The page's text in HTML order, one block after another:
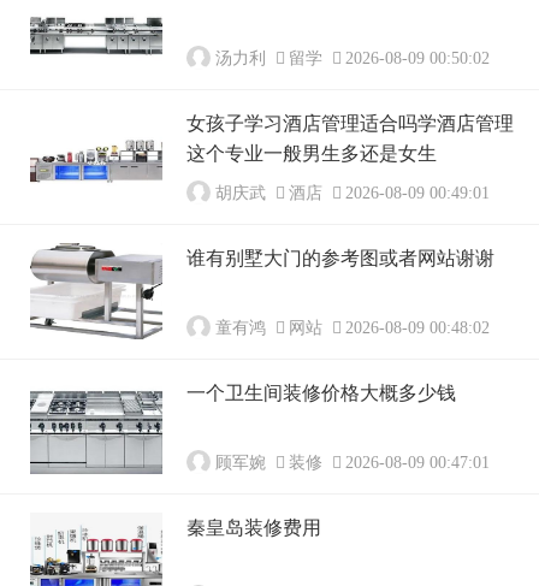
汤力利 留学 2026-08-09 00:50:02
女孩子学习酒店管理适合吗学酒店管理
这个专业一般男生多还是女生
胡庆武 酒店 2026-08-09 00:49:01
谁有别墅大门的参考图或者网站谢谢
童有鸿 网站 2026-08-09 00:48:02
一个卫生间装修价格大概多少钱
顾军婉 装修 2026-08-09 00:47:01
秦皇岛装修费用